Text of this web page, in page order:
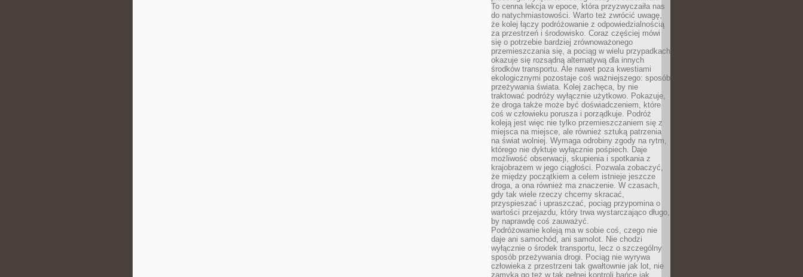
To cenna lekcja w epoce, która przyzwyczaiła nas
do natychmiastowości. Warto też zwrócić uwagę,
że kolej łączy podróżowanie z odpowiedzialnością
za przestrzeń i środowisko. Coraz częściej mówi
się o potrzebie bardziej zrównoważonego
przemieszczania się, a pociąg w wielu przypadkach
okazuje się rozsądną alternatywą dla innych
środków transportu. Ale nawet poza kwestiami
ekologicznymi pozostaje coś ważniejszego: sposób
przeżywania świata. Kolej zachęca, by nie
traktować podróży wyłącznie użytkowo. Pokazuje,
że droga także może być doświadczeniem, które
coś w człowieku porusza i porządkuje. Podróż
koleją jest więc nie tylko przemieszczaniem się z
miejsca na miejsce, ale również sztuką patrzenia
na świat wolniej. Wymaga odrobiny zgody na rytm,
którego nie dyktuje wyłącznie pośpiech. Daje
możliwość obserwacji, skupienia i spotkania z
krajobrazem w jego ciągłości. Pozwala zobaczyć,
że między początkiem a celem istnieje jeszcze
droga, a ona również ma znaczenie. W czasach,
gdy tak wiele rzeczy chcemy skracać,
przyspieszać i upraszczać, pociąg przypomina o
wartości przejazdu, który trwa wystarczająco długo,
by naprawdę coś zauważyć.
Podróżowanie koleją ma w sobie coś, czego nie
daje ani samochód, ani samolot. Nie chodzi
wyłącznie o środek transportu, lecz o szczególny
sposób przeżywania drogi. Pociąg nie wyrywa
człowieka z przestrzeni tak gwałtownie jak lot, nie
zamyka go też w tak pełnej kontroli bańce jak